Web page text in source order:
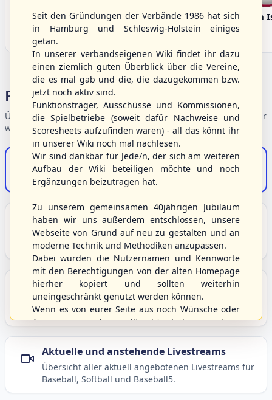
Bargenstedt
Beavers
Elmshorn Alligators Fehmarn
Portalbereiche
Übersicht der Verbandsbereiche – wählen Sie einen Einstieg für
weiterführende Informationen.
S/HBV-Shop
Der Onlineshop des S/HBV
Unser Sport
Grundlagen und Hintergründe zu Baseball, Softball
und Baseball5.
Berichte und Neuigkeiten
Aktuelle Meldungen, Berichte und Nachrichten aus
dem S/HBV, Deutschland und der Welt.
Aktuelle und anstehende Livestreams
Übersicht aller aktuell angebotenen Livestreams für
Baseball, Softball und Baseball5.
Seit den Gründungen der Verbände 1986 hat sich
in Hamburg und Schleswig-Holstein einiges
getan.
In unserer verbandseigenen Wiki findet ihr dazu
einen ziemlich guten Überblick über die Vereine,
die es mal gab und die, die dazugekommen bzw.
jetzt noch aktiv sind.
Funktionsträger, Ausschüsse und Kommissionen,
die Spielbetriebe (soweit dafür Nachweise und
Scoresheets aufzufinden waren) - all das könnt ihr
in unserer Wiki noch mal nachlesen.
Wir sind dankbar für Jede/n, der sicham weiteren
Aufbau der Wiki beteiligen möchte und noch
Ergänzungen beizutragen hat.
Zu unserem gemeinsamen 40jährigen Jubiläum
haben wir uns außerdem entschlossen, unsere
Webseite von Grund auf neu zu gestalten und an
moderne Technik und Methodiken anzupassen.
Dabei wurden die Nutzernamen und Kennworte
mit den Berechtigungen von der alten Homepage
hierher kopiert und sollten weiterhin
uneingeschränkt genutzt werden können.
Wenn es von eurer Seite aus noch Wünsche oder
Anregungen geben sollte, könnt ihr uns diese
gerne an die Verbandsadresseinfo@shbvnet.de
schicken.